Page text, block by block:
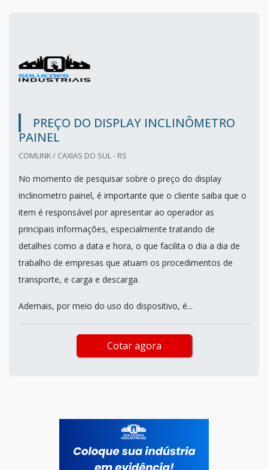
PREÇO DO DISPLAY INCLINÔMETRO
PAINEL
COMLINK / CAXIAS DO SUL - RS
No momento de pesquisar sobre o preço do display
inclinometro painel, é importante que o cliente saiba que o
item é responsável por apresentar ao operador as
principais informações, especialmente tratando de
detalhes como a data e hora, o que facilita o dia a dia de
trabalho de empresas que atuam os procedimentos de
transporte, e carga e descarga.
Ademais, por meio do uso do dispositivo, é...
Cotar agora